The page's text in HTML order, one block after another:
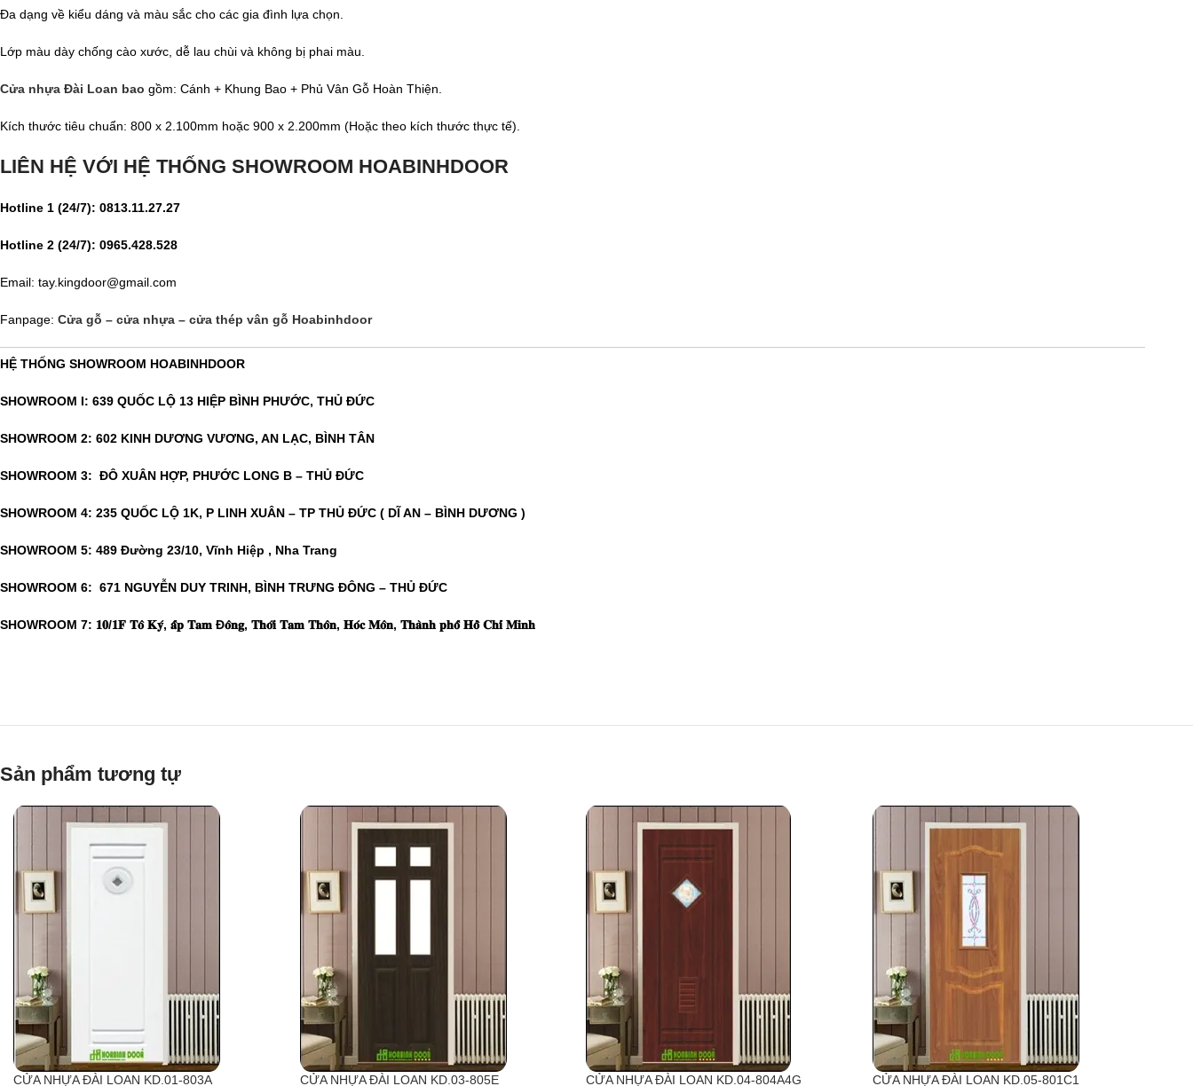
Đa dạng về kiểu dáng và màu sắc cho các gia đình lựa chọn.
Lớp màu dày chống cào xước, dễ lau chùi và không bị phai màu.
Cửa nhựa Đài Loan bao gồm: Cánh + Khung Bao + Phủ Vân Gỗ Hoàn Thiện.
Kích thước tiêu chuẩn: 800 x 2.100mm hoặc 900 x 2.200mm (Hoặc theo kích thước thực tế).
LIÊN HỆ VỚI HỆ THỐNG SHOWROOM HOABINHDOOR
Hotline 1 (24/7): 0813.11.27.27
Hotline 2 (24/7): 0965.428.528
Email: tay.kingdoor@gmail.com
Fanpage: Cửa gỗ – cửa nhựa – cửa thép vân gỗ Hoabinhdoor
HỆ THỐNG SHOWROOM HOABINHDOOR
SHOWROOM I: 639 QUỐC LỘ 13 HIỆP BÌNH PHƯỚC, THỦ ĐỨC
SHOWROOM 2: 602 KINH DƯƠNG VƯƠNG, AN LẠC, BÌNH TÂN
SHOWROOM 3: ĐÔ XUÂN HỢP, PHƯỚC LONG B – THỦ ĐỨC
SHOWROOM 4: 235 QUỐC LỘ 1K, P LINH XUÂN – TP THỦ ĐỨC ( DĨ AN – BÌNH DƯƠNG )
SHOWROOM 5: 489 Đường 23/10, Vĩnh Hiệp , Nha Trang
SHOWROOM 6: 671 NGUYỄN DUY TRINH, BÌNH TRƯNG ĐÔNG – THỦ ĐỨC
SHOWROOM 7: 𝟏𝟎/𝟏𝐅 𝐓𝐨̂ 𝐊𝐲́, 𝐚̂́𝐩 𝐓𝐚𝐦 Đ𝐨̂𝐧𝐠, 𝐓𝐡𝐨̛́𝐢 𝐓𝐚𝐦 𝐓𝐡𝐨̂𝐧, 𝐇𝐨́𝐜 𝐌𝐨̂𝐧, 𝐓𝐡𝐚̀𝐧𝐡 𝐩𝐡𝐨̂́ 𝐇𝐨̂̀ 𝐂𝐡𝐢́ 𝐌𝐢𝐧𝐡
Sản phẩm tương tự
CỬA NHỰA ĐÀI LOAN KD.01-803A CỬA NHỰA ĐÀI LOAN KD.03-805E CỬA NHỰA ĐÀI LOAN KD.04-804A4G CỬA NHỰA ĐÀI LOAN KD.05-801C1